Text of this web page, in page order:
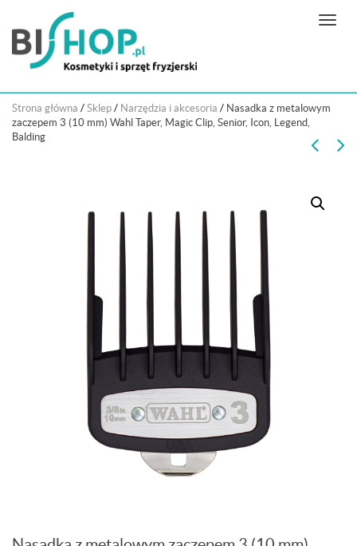
N
g
a
Strona główna / Sklep / Narzędzia i akcesoria / Nasadka z metalowym
zaczepem 3 (10 mm) Wahl Taper, Magic Clip, Senior, Icon, Legend,
Balding